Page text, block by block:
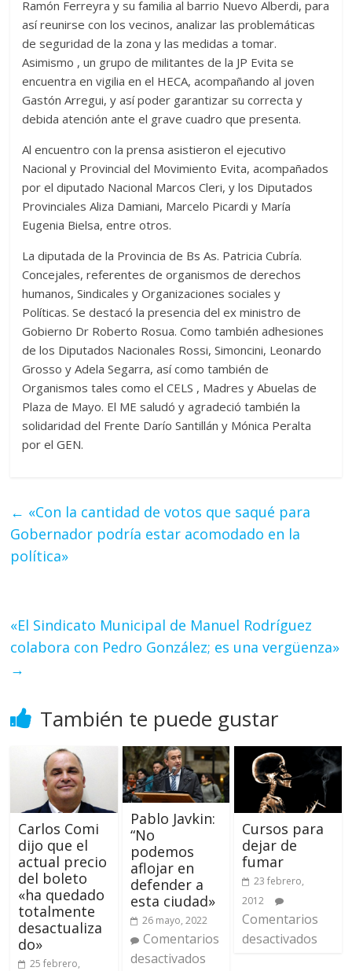
Ramón Ferreyra y su familia al barrio Nuevo Alberdi, para
así reunirse con los vecinos, analizar las problemáticas
de seguridad de la zona y las medidas a tomar.
Asimismo , un grupo de militantes de la JP Evita se
encuentra en vigilia en el HECA, acompañando al joven
Gastón Arregui, y así poder garantizar su correcta y
debida atención ante el grave cuadro que presenta.
Al encuentro con la prensa asistieron el ejecutivo
Nacional y Provincial del Movimiento Evita, acompañados
por el diputado Nacional Marcos Cleri, y los Diputados
Provinciales Aliza Damiani, Marcelo Picardi y María
Eugenia Bielsa, entre otros.
La diputada de la Provincia de Bs As. Patricia Cubría.
Concejales, referentes de organismos de derechos
humanos, Sindicales y Organizaciones sociales y
Políticas. Se destacó la presencia del ex ministro de
Gobierno Dr Roberto Rosua. Como también adhesiones
de los Diputados Nacionales Rossi, Simoncini, Leonardo
Grosso y Adela Segarra, así como también de
Organismos tales como el CELS , Madres y Abuelas de
Plaza de Mayo. El ME saludó y agradeció también la
solidaridad del Frente Darío Santillán y Mónica Peralta
por el GEN.
← «Con la cantidad de votos que saqué para
Gobernador podría estar acomodado en la
política»
«El Sindicato Municipal de Manuel Rodríguez
colabora con Pedro González; es una vergüenza»
→
También te puede gustar
Carlos Comi
dijo que el
actual precio
del boleto
«ha quedado
totalmente
desactualiza
do»
25 febrero,
Pablo Javkin:
“No
podemos
aflojar en
defender a
esta ciudad»
26 mayo, 2022
Comentarios
desactivados
Cursos para
dejar de
fumar
23 febrero,
2012
Comentarios
desactivados